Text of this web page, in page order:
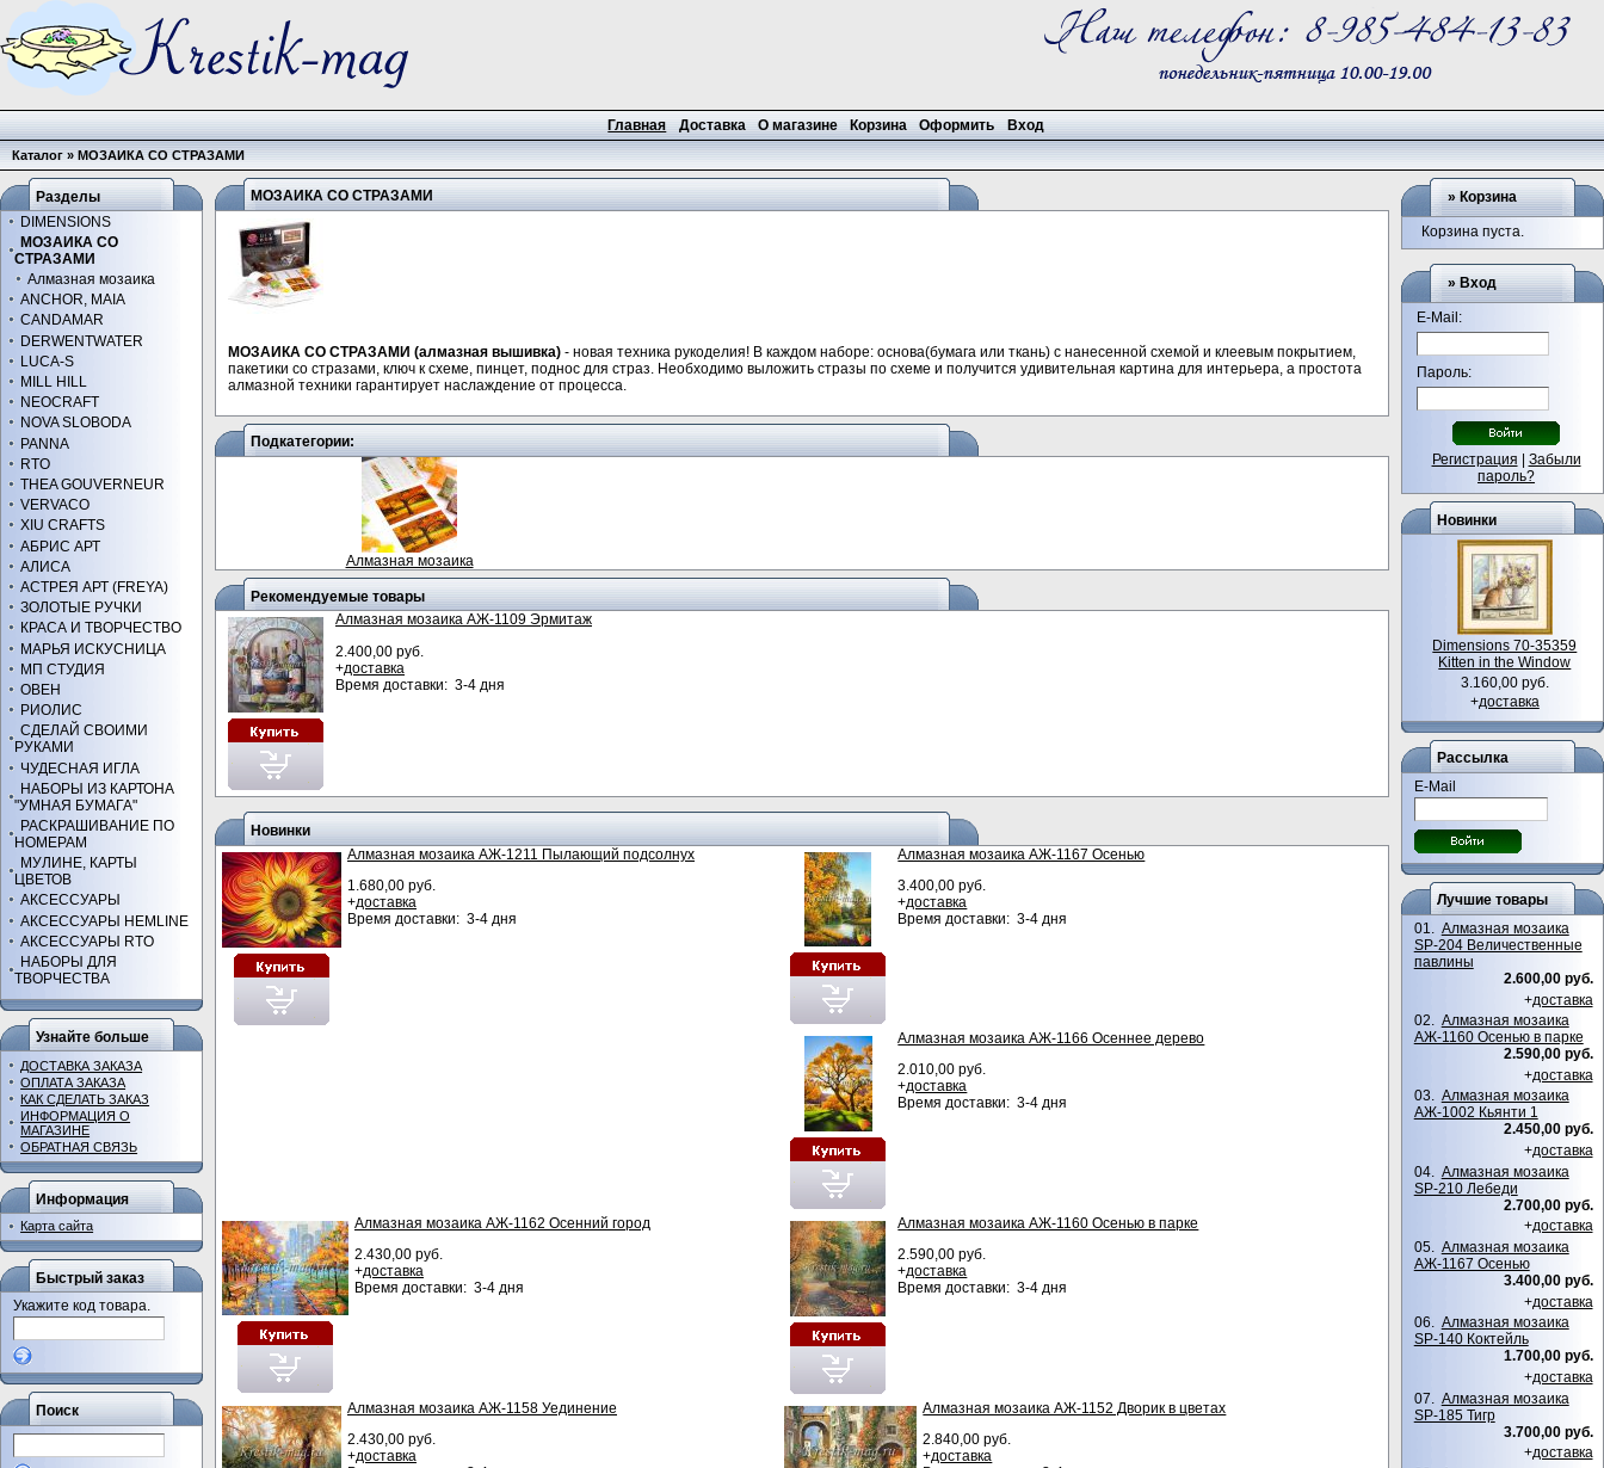
Главная Доставка О магазине Корзина Оформить Вход
Каталог»МОЗАИКА СО СТРАЗАМИ
МОЗАИКА СО СТРАЗАМИ
МОЗАИКА СО СТРАЗАМИ (алмазная вышивка) - новая техника рукоделия! В каждом наборе: основа(бумага или ткань) с нанесенной схемой и клеевым покрытием,
пакетики со стразами, ключ к схеме, пинцет, поднос для страз. Необходимо выложить стразы по схеме и получится удивительная картина для интерьера, а простота
алмазной техники гарантирует наслаждение от процесса.
Подкатегории:
Алмазная мозаика
Рекомендуемые товары
Алмазная мозаика АЖ-1109 Эрмитаж
2.400,00 руб.
+доставка
Время доставки: 3-4 дня
Новинки
Алмазная мозаика АЖ-1211 Пылающий подсолнух
1.680,00 руб.
+доставка
Время доставки: 3-4 дня
Алмазная мозаика АЖ-1167 Осенью
3.400,00 руб.
+доставка
Время доставки: 3-4 дня
Алмазная мозаика АЖ-1166 Осеннее дерево
2.010,00 руб.
+доставка
Время доставки: 3-4 дня
Алмазная мозаика АЖ-1162 Осенний город
2.430,00 руб.
+доставка
Время доставки: 3-4 дня
Алмазная мозаика АЖ-1160 Осенью в парке
2.590,00 руб.
+доставка
Время доставки: 3-4 дня
Алмазная мозаика АЖ-1158 Уединение
2.430,00 руб.
+доставка
Алмазная мозаика АЖ-1152 Дворик в цветах
2.840,00 руб.
+доставка
Разделы
DIMENSIONS
МОЗАИКА СО
СТРАЗАМИ
Алмазная мозаика
ANCHOR, MAIA
CANDAMAR
DERWENTWATER
LUCA-S
MILL HILL
NEOCRAFT
NOVA SLOBODA
PANNA
RTO
THEA GOUVERNEUR
VERVACO
XIU CRAFTS
АБРИС АРТ
АЛИСА
АСТРЕЯ АРТ (FREYA)
ЗОЛОТЫЕ РУЧКИ
КРАСА И ТВОРЧЕСТВО
МАРЬЯ ИСКУСНИЦА
МП СТУДИЯ
ОВЕН
РИОЛИС
СДЕЛАЙ СВОИМИ
РУКАМИ
ЧУДЕСНАЯ ИГЛА
НАБОРЫ ИЗ КАРТОНА
"УМНАЯ БУМАГА"
РАСКРАШИВАНИЕ ПО
НОМЕРАМ
МУЛИНЕ, КАРТЫ
ЦВЕТОВ
АКСЕССУАРЫ
АКСЕССУАРЫ HEMLINE
АКСЕССУАРЫ RTO
НАБОРЫ ДЛЯ
ТВОРЧЕСТВА
Узнайте больше
ДОСТАВКА ЗАКАЗА
ОПЛАТА ЗАКАЗА
КАК СДЕЛАТЬ ЗАКАЗ
ИНФОРМАЦИЯ О
МАГАЗИНЕ
ОБРАТНАЯ СВЯЗЬ
Информация
Карта сайта
Быстрый заказ
Укажите код товара.
Поиск
»Корзина
Корзина пуста.
» Вход
E-Mail:
Пароль:
Регистрация | Забыли
пароль?
Новинки
Dimensions 70-35359
Kitten in the Window
3.160,00 руб.
+доставка
Рассылка
E-Mail
Лучшие товары
01. Алмазная мозаика
SP-204 Величественные
павлины
2.600,00 руб.
+доставка
02. Алмазная мозаика
АЖ-1160 Осенью в парке
2.590,00 руб.
+доставка
03. Алмазная мозаика
АЖ-1002 Кьянти 1
2.450,00 руб.
+доставка
04. Алмазная мозаика
SP-210 Лебеди
2.700,00 руб.
+доставка
05. Алмазная мозаика
АЖ-1167 Осенью
3.400,00 руб.
+доставка
06. Алмазная мозаика
SP-140 Коктейль
1.700,00 руб.
+доставка
07. Алмазная мозаика
SP-185 Тигр
3.700,00 руб.
+доставка